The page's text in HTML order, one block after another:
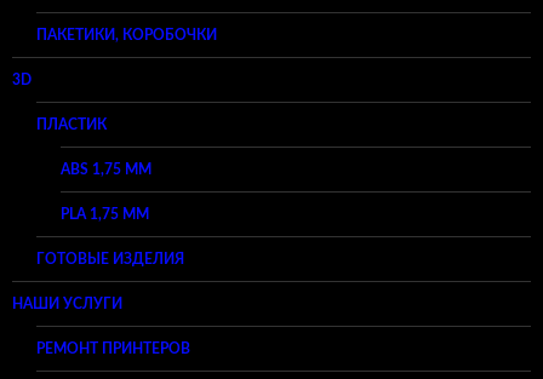
ПАКЕТИКИ, КОРОБОЧКИ
3D
ПЛАСТИК
ABS 1,75 ММ
PLA 1,75 ММ
ГОТОВЫЕ ИЗДЕЛИЯ
НАШИ УСЛУГИ
РЕМОНТ ПРИНТЕРОВ